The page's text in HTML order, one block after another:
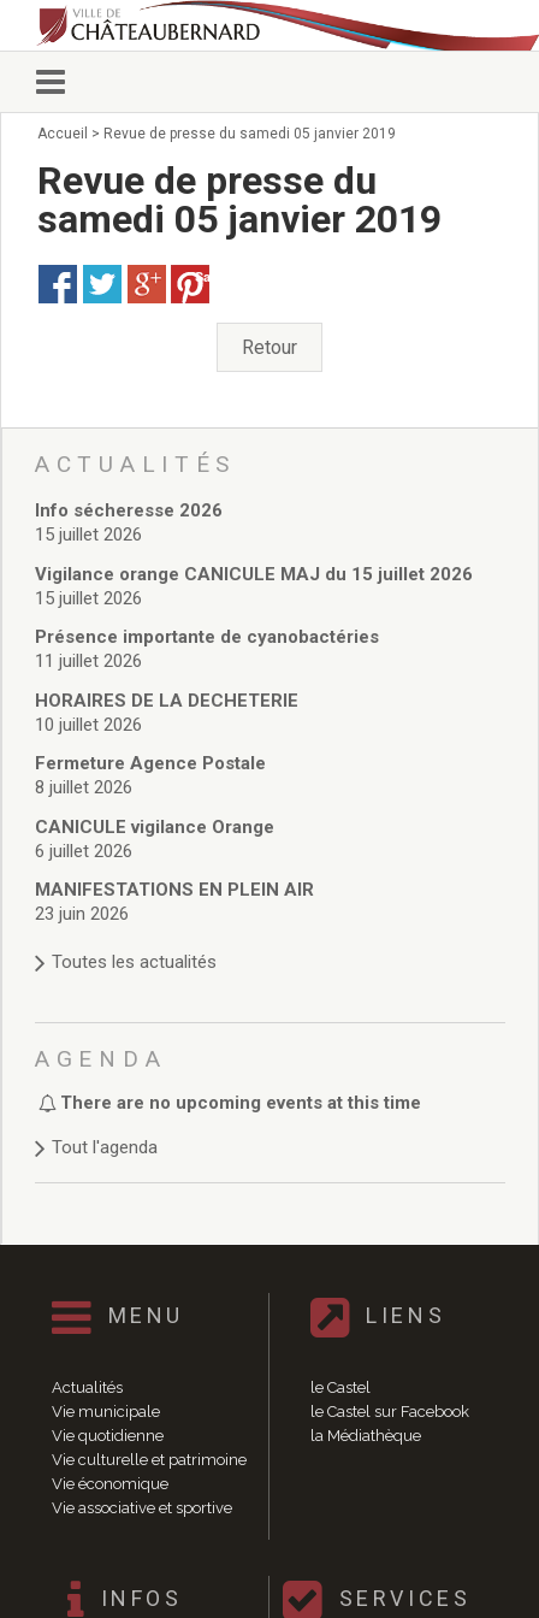
Vie municipale
Conseillers municipaux
Commissions 2026
Arrêtés du Maire
Services municipaux
Pour venir nous voir
administratives
Services Techniques
Affaires Scolaires
Vie associative
Police Municipale/règlementation
Cimetière/réglementation funéraire
Services en ligne
Licences boissons
Cadastre
Actes d’état civil
Budget de Fonctionnement
Budget d’Investissement
Conseils municipaux
Règlement du conseil municipal
Délibérations 2025
Délibérations 2022
Délibérations 2021
Délibérations 2020
Délibérations 2019
Délibérations 2018
Délibérations 2014
Délibérations 2013
Délibérations 2011
Délibérations 2010
Délibérations 2009
Délibérations 2008
Agenda réunions publiques
Marchés publics
Vie quotidienne
Accueil > Revue de presse du samedi 05 janvier 2019
Revue de presse du
samedi 05 janvier 2019
Save
Retour
ACTUALITÉS
Info sécheresse 2026
15 juillet 2026
Vigilance orange CANICULE MAJ du 15 juillet 2026
15 juillet 2026
Présence importante de cyanobactéries
11 juillet 2026
HORAIRES DE LA DECHETERIE
10 juillet 2026
Fermeture Agence Postale
8 juillet 2026
CANICULE vigilance Orange
6 juillet 2026
MANIFESTATIONS EN PLEIN AIR
23 juin 2026
Toutes les actualités
AGENDA
There are no upcoming events at this time
Tout l'agenda
MENU
Actualités
Vie municipale
Vie quotidienne
Vie culturelle et patrimoine
Vie économique
Vie associative et sportive
LIENS
le Castel
le Castel sur Facebook
la Médiathèque
INFOS SERVICES